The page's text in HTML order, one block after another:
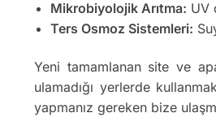
Mikrobiyolojik Arıtma: UV
Ters Osmoz Sistemleri:
Yeni tamamlanan site ve
ulamadığı yerlerde
yapmanız gereken bize